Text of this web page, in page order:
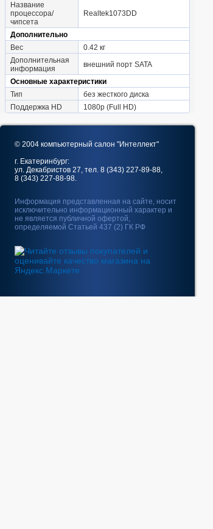
Название
процессора/
чипсета
Realtek1073DD
Дополнительно
Вес
0.42 кг
Дополнительная
информация
внешний порт SATA
Основные характеристики
Тип
без жесткого диска
Поддержка HD
1080p (Full HD)
© 2004 компьютерный салон "Интеллект"
г. Екатеринбург:
ул. Декабристов 27, тел. 8 (343) 227-89-88,
8 (343) 227-88-98.
Информация представленная на сайте, носит
исключительно информационный характер и
не является публичной офертой,
определяемой Статьей 437 (2) ГК РФ